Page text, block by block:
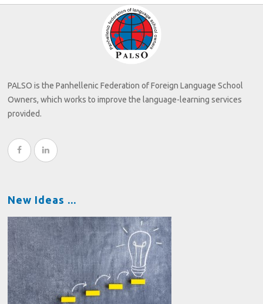
PALSO is the Panhellenic Federation of Foreign Language School
Owners, which works to improve the language-learning services
provided.
New Ideas